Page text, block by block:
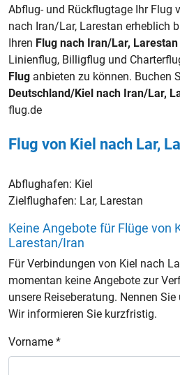
Abflug- und Rückflugtage Ihr Flug
nach Iran/Lar, Larestan erheblich
Ihren Flug nach Iran/Lar, Larestan
Linienflug, Billigflug und
Flug anbieten zu können. Buchen
Deutschland/Kiel nach Iran/Lar,
flug.de
Flug von Kiel nach Lar,
Abflughafen: Kiel
Zielflughafen: Lar, Larestan
Keine Angebote für Flüge von
Larestan/Iran
Für Verbindungen von Kiel nach
momentan keine Angebote zur
unsere Reiseberatung. Nennen
Wir informieren Sie kurzfristig.
Vorname *